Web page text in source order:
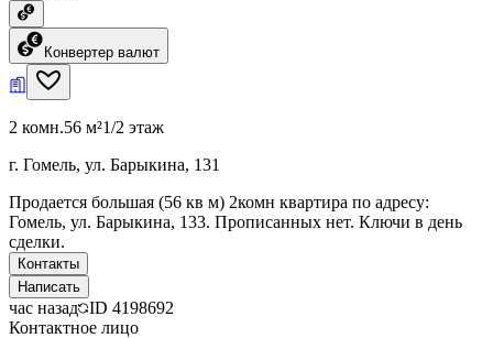
Конвертер валют
2 комн.56 м²1/2 этаж
г. Гомель, ул. Барыкина, 131
Продается большая (56 кв м) 2комн квартира по адресу:
Гомель, ул. Барыкина, 133. Прописанных нет. Ключи в день
сделки.
Контакты
Написать
час назад ID 4198692
Контактное лицо